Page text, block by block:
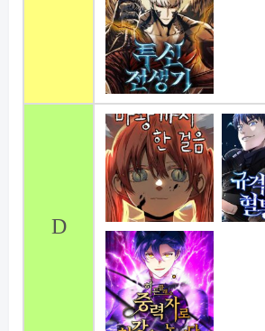
D